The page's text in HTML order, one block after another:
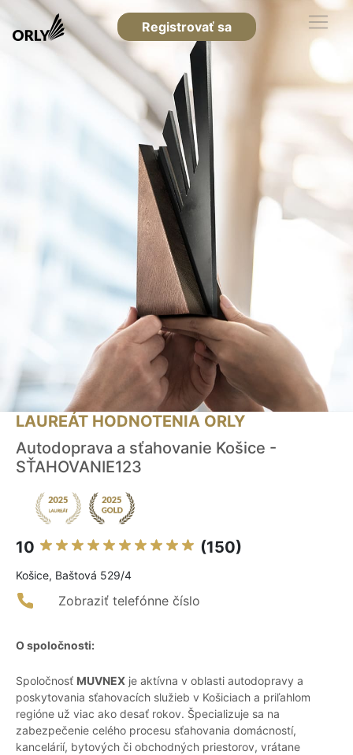
Registrovať sa
LAUREÁT HODNOTENIA ORLY
Autodoprava a sťahovanie Košice -
SŤAHOVANIE123
10 (150)
Košice, Baštová 529/4
Zobraziť telefónne číslo
O spoločnosti:
Spoločnosť MUVNEX je aktívna v oblasti autodopravy a
poskytovania sťahovacích služieb v Košiciach a priľahlom
regióne už viac ako desať rokov. Špecializuje sa na
zabezpečenie celého procesu sťahovania domácností,
kancelárií, bytových či obchodných priestorov, vrátane